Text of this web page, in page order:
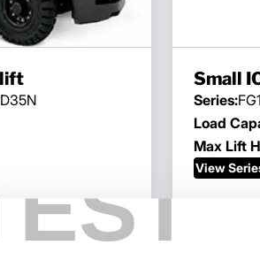
Small
Series:
Load
Max Lift
View